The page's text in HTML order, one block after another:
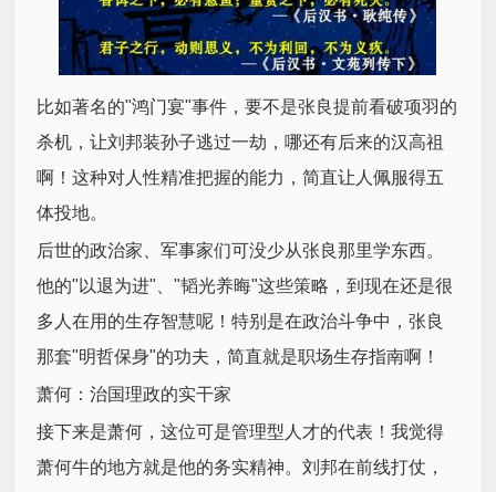
比如著名的"鸿门宴"事件，要不是张良提前看破项羽的
杀机，让刘邦装孙子逃过一劫，哪还有后来的汉高祖
啊！这种对人性精准把握的能力，简直让人佩服得五
体投地。
后世的政治家、军事家们可没少从张良那里学东西。
他的"以退为进"、"韬光养晦"这些策略，到现在还是很
多人在用的生存智慧呢！特别是在政治斗争中，张良
那套"明哲保身"的功夫，简直就是职场生存指南啊！
萧何：治国理政的实干家
接下来是萧何，这位可是管理型人才的代表！我觉得
萧何牛的地方就是他的务实精神。刘邦在前线打仗，